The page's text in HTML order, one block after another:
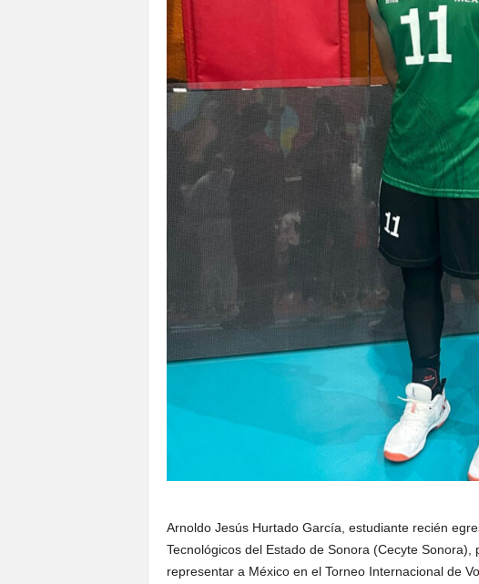
Arnoldo Jesús Hurtado García, estudiante recién
Tecnológicos del Estado de Sonora (Cecyte
representar a México en el Torneo Internacional de